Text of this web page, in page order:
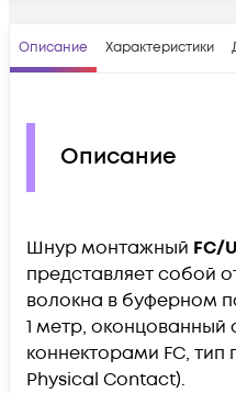
Описание Характеристики
Описание
Шнур монтажный FC/
представляет собой
волокна в буферном
1 метр, оконцованный
коннекторами FC, тип
Physical Contact).